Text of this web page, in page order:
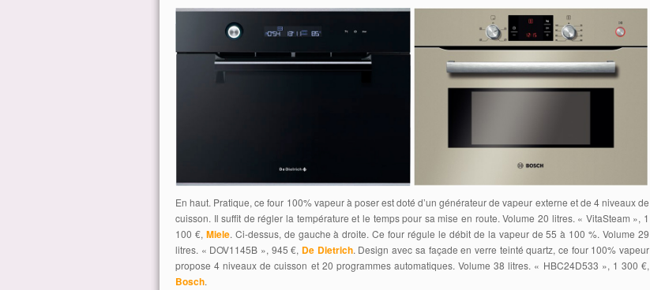
En haut. Pratique, ce four 100% vapeur à poser est doté d’un générateur de vapeur externe et de 4 niveaux de
cuisson. Il suffit de régler la température et le temps pour sa mise en route. Volume 20 litres. « VitaSteam », 1
100 €, Miele. Ci-dessus, de gauche à droite. Ce four régule le débit de la vapeur de 55 à 100 %. Volume 29
litres. « DOV1145B », 945 €, De Dietrich. Design avec sa façade en verre teinté quartz, ce four 100% vapeur
propose 4 niveaux de cuisson et 20 programmes automatiques. Volume 38 litres. « HBC24D533 », 1 300 €,
Bosch.